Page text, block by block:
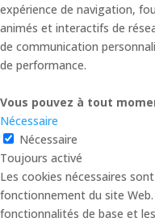
expérience de navigation,
animés et interactifs de
de communication
de performance.
Vous pouvez à tout
Nécessaire
Nécessaire
Toujours activé
Les cookies nécessaires
fonctionnement du site
fonctionnalités de base et